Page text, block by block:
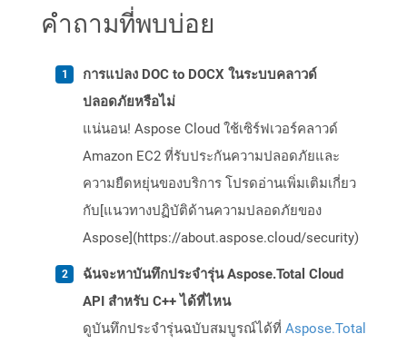
คำถามที่พบบ่อย
การแปลง DOC to DOCX ในระบบคลาวด์
ปลอดภัยหรือไม่
แน่นอน! Aspose Cloud ใช้เซิร์ฟเวอร์คลาวด์
Amazon EC2 ที่รับประกันความปลอดภัยและ
ความยืดหยุ่นของบริการ โปรดอ่านเพิ่มเติมเกี่ยว
กับ[แนวทางปฏิบัติด้านความปลอดภัยของ
Aspose](https://about.aspose.cloud/security)
ฉันจะหาบันทึกประจำรุ่น Aspose.Total Cloud
API สำหรับ C++ ได้ที่ไหน
ดูบันทึกประจำรุ่นฉบับสมบูรณ์ได้ที่ Aspose.Total